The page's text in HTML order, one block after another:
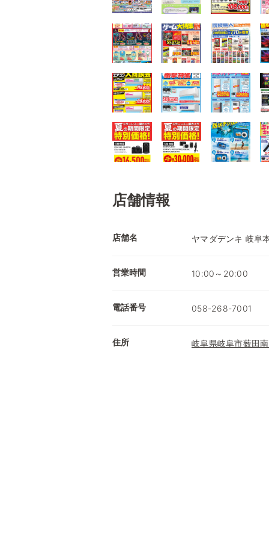
店舗情報
店舗名 ヤマダデンキ 岐阜
営業時間 10:00～20:00
電話番号 058-268-7001
住所 岐阜県岐阜市薮田